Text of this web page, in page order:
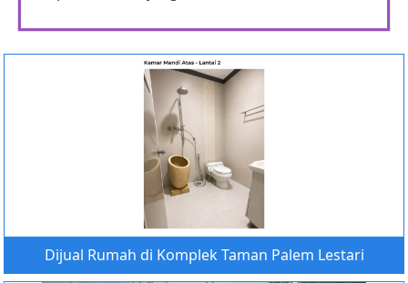
Dijual Rumah di Komplek Taman Palem Lestari